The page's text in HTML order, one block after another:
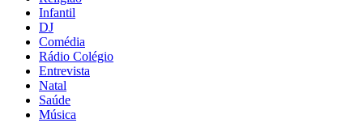
Infantil
DJ
Comédia
Rádio Colégio
Entrevista
Natal
Saúde
Música